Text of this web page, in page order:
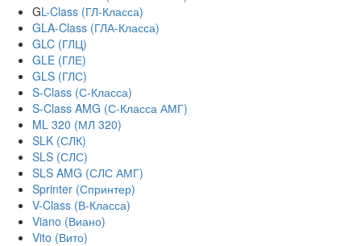
GL-Class (ГЛ-Класса)
GLA-Class (ГЛА-Класса)
GLC (ГЛЦ)
GLE (ГЛЕ)
GLS (ГЛС)
S-Class (С-Класса)
S-Class AMG (С-Класса АМГ)
ML 320 (МЛ 320)
SLK (СЛК)
SLS (СЛС)
SLS AMG (СЛС АМГ)
Sprinter (Спринтер)
V-Class (В-Класса)
Viano (Виано)
Vito (Вито)